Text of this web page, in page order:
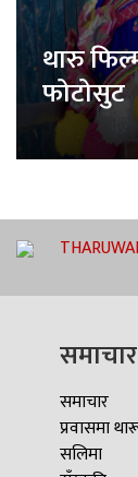
थारु
फोटोसुट
समाचार
समाचार
प्रवासमा
सलिमा